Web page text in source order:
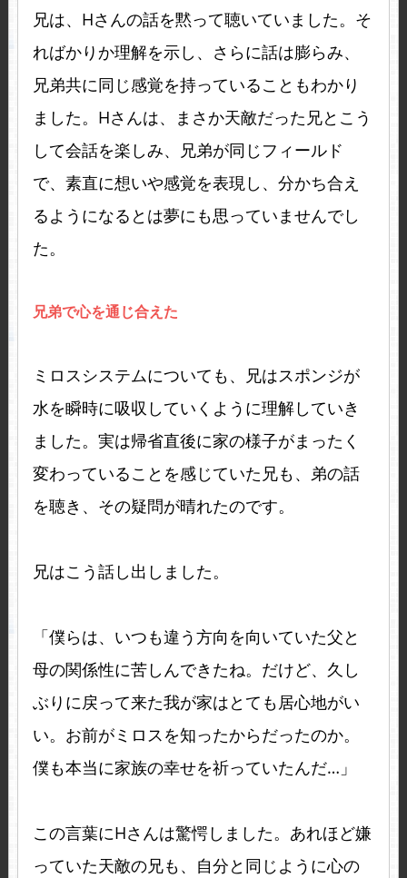
兄は、Hさんの話を黙って聴いていました。そ
ればかりか理解を示し、さらに話は膨らみ、
兄弟共に同じ感覚を持っていることもわかり
ました。Hさんは、まさか天敵だった兄とこう
して会話を楽しみ、兄弟が同じフィールド
で、素直に想いや感覚を表現し、分かち合え
るようになるとは夢にも思っていませんでし
た。
兄弟で心を通じ合えた
ミロスシステムについても、兄はスポンジが
水を瞬時に吸収していくように理解していき
ました。実は帰省直後に家の様子がまったく
変わっていることを感じていた兄も、弟の話
を聴き、その疑問が晴れたのです。
兄はこう話し出しました。
「僕らは、いつも違う方向を向いていた父と
母の関係性に苦しんできたね。だけど、久し
ぶりに戻って来た我が家はとても居心地がい
い。お前がミロスを知ったからだったのか。
僕も本当に家族の幸せを祈っていたんだ…」
この言葉にHさんは驚愕しました。あれほど嫌
っていた天敵の兄も、自分と同じように心の